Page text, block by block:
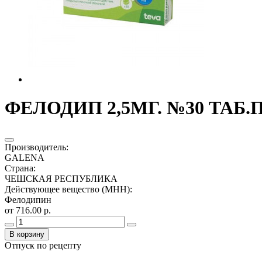
ФЕЛОДИП 2,5МГ. №30
Производитель:
GALENA
Страна:
ЧЕШСКАЯ РЕСПУБЛИКА
Действующее вещество (МНН):
Фелодипин
от 716.00 р.
В корзину
Отпуск по рецепту